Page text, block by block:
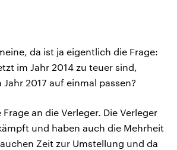
da ist ja eigentlich die Frage:
im Jahr 2014 zu teuer sind,
2017 auf einmal passen?
Frage an die Verleger. Die Verleger
und haben auch die Mehrheit
Zeit zur Umstellung und da